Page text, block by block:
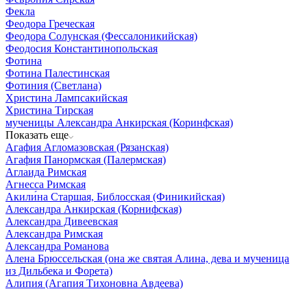
Фекла
Феодора Греческая
Феодора Солунская (Фессалоникийская)
Феодосия Константинопольская
Фотина
Фотина Палестинская
Фотиния (Светлана)
Христина Лампсакийская
Христина Тирская
мученицы Александра Анкирская (Коринфская)
Показать еще
Агафия Агломазовская (Рязанская)
Агафия Панормская (Палермская)
Аглаида Римская
Агнесса Римская
Акили́на Старшая, Библосская (Финикийская)
Александра Анкирская (Корнифская)
Александра Дивеевская
Александра Римская
Александра Романова
Алена Брюссельская (она же святая Алина, дева и мученица
из Дильбека и Форета)
Алипия (Агапия Тихоновна Авдеева)